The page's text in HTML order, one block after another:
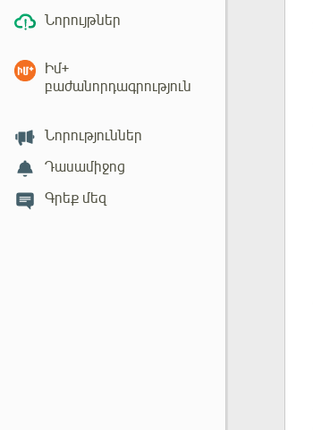
Նորույթներ
Իմ+
բաժանորդագրություն
Նորություններ
Դասամիջոց
Գրեք մեզ